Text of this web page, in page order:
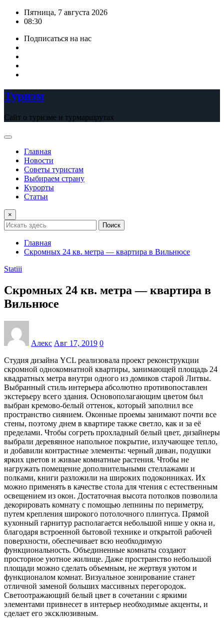
ПерейтиПятница, 7 августа 2026
08:30
Подписаться на нас
Туризм
Сайт о туризме и турмаршрутах
Главная
Новости
Советы туристам
Выбираем страну
Курорты
Статьи
×
Поиск
Главная
Скромных 24 кв. метра — квартира в Вильнюсе
Statiii
Скромных 24 кв. метра — квартира в
Вильнюсе
Алекс Авг 17, 2019 0
Студия дизайна YCL реализовала проект реконструкции
скромной однокомнатной квартиры, занимающей площадь 24
квадратных метра внутри одного из домиков старой Литвы.
Выбранный стиль интерьера абсолютно противопоставлен
экстерьеру всего здания. Основополагающим цветом был
выбран кремово-белый оттенок, который заполнил все
пространство сиянием. Оконные проемы занимают почти все
стены, поэтому днем в квартире также светло, как и за её
пределами. Чтобы согреть прохладный белый цвет, дизайнеры
выбрали деревянное напольное покрытие, излучающее тепло,
и добавили контрастные элементы: черный диван, подушки
ярких цветов и живые комнатные растения. Чтобы не
нагружать помещение дополнительными стеллажами и
полками, книги разложили на широких подоконниках. Их
можно применять в качестве стола для чтения с естественным
освещением из окон. Достаточная высота потолков позволила
декорировать комнату с помощью лепнины по периметру,
путем крепления широкого потолочного плинтуса. Прямой
кухонный гарнитур располагается небольшой нише у окна и,
благодаря встроенной бытовой технике и открытой рабочей
поверхности, обеспечивает всю необходимую
функциональность. Объединенные комнаты создают
просторное уютное жилище. Даже пространство небольшой
площади можно сделать объемным, не жертвуя уютом и
функционалом комнат. Визуальное зонирование станет
отличной заменой больших массивных перегородок.
Светоотражающий белый цвет в сочетании с яркими
элементами привнесет в интерьер необходимые акценты, и
сделает его эксклюзивным.